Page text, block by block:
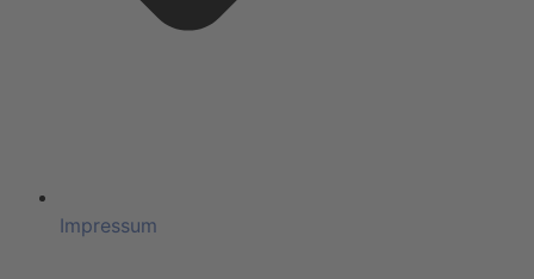
Impressum